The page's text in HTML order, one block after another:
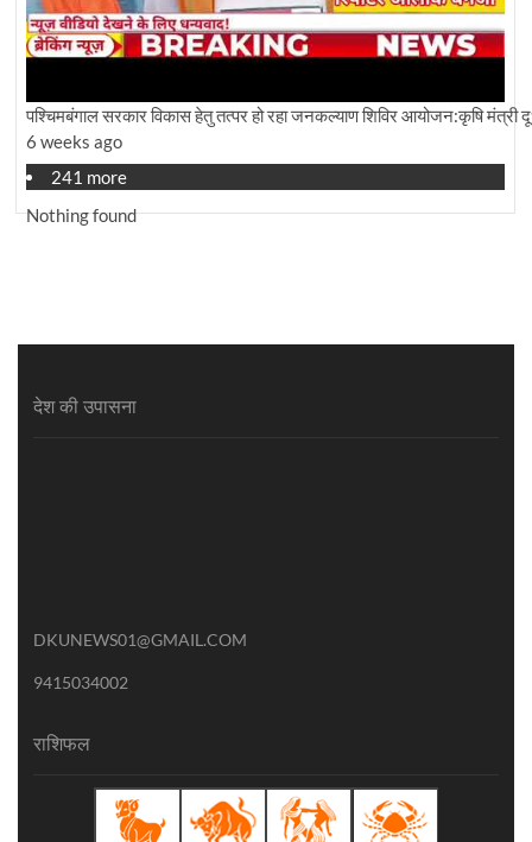
पश्चिमबंगाल सरकार विकास हेतु तत्पर हो रहा जनकल्याण शिविर आयोजन:कृषि मंत्री
6 weeks ago
241 more
Nothing found
देश की उपासना
DKUNEWS01@GMAIL.COM
9415034002
राशिफल